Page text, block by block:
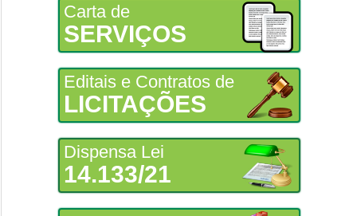
Carta de
SERVIÇOS
Editais e Contratos de
LICITAÇÕES
Dispensa Lei
14.133/21